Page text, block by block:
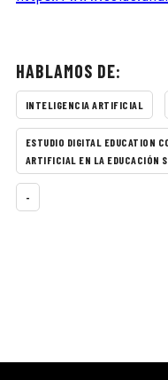
HABLAMOS DE:
INTELIGENCIA ARTIFICIAL
ESTUDIO DIGITAL EDUCATION
ARTIFICIAL EN LA EDUCACIÓN
-